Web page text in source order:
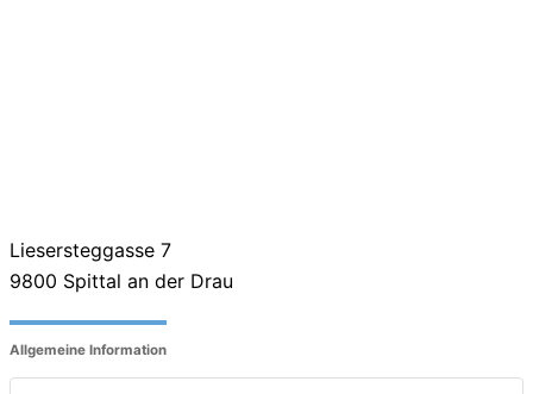
Liesersteggasse 7
9800 Spittal an der Drau
Allgemeine Information